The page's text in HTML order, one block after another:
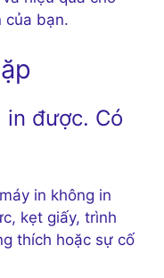
của bạn.
in được. Có
in không in
kẹt giấy, trình
thích hoặc sự cố